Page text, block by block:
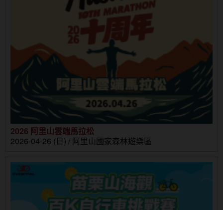
2026 阿里山雲端馬拉松
2026-04-26 (日) / 阿里山國家森林遊樂區